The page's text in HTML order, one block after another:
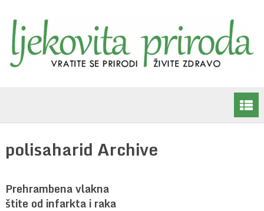
polisaharid Archive
Prehrambena vlakna
štite od infarkta i raka